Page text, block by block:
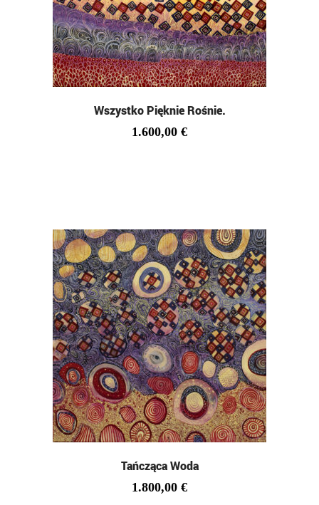
Wszystko Pięknie Rośnie.
1.600,00 €
Tańcząca Woda
1.800,00 €